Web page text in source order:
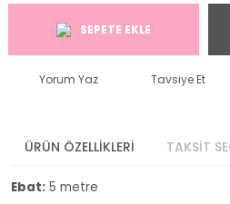
SEPETE EKLE
Yorum Yaz Tavsiye Et
ÜRÜN ÖZELLİKLERİ TAKSİT
Ebat: 5 metre